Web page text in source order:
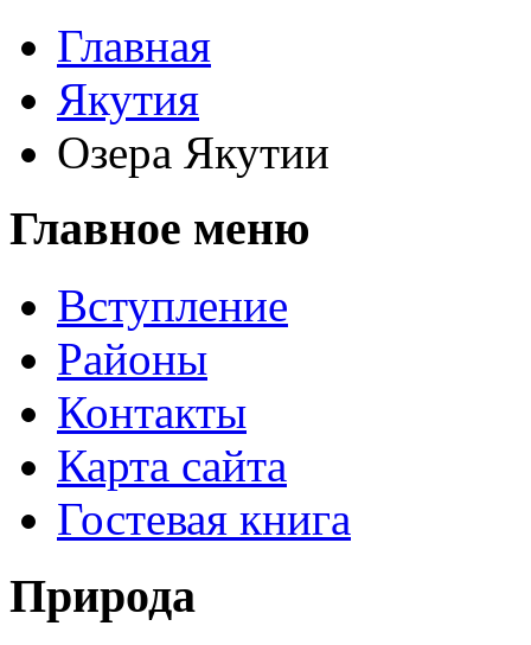
Главная
Якутия
Озера Якутии
Главное меню
Вступление
Районы
Контакты
Карта сайта
Гостевая книга
Природа